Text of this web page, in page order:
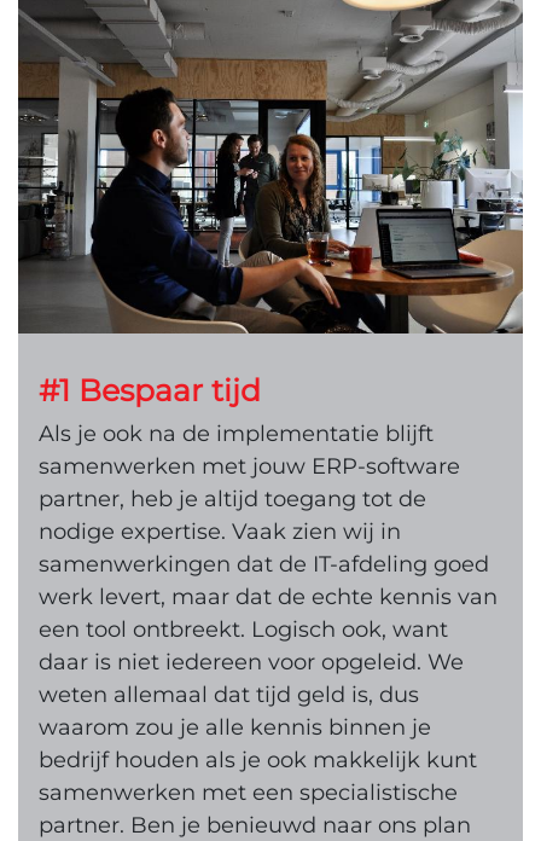
#1 Bespaar tijd
Als je ook na de implementatie blijft
samenwerken met jouw ERP-software
partner, heb je altijd toegang tot de
nodige expertise. Vaak zien wij in
samenwerkingen dat de IT-afdeling goed
werk levert, maar dat de echte kennis van
een tool ontbreekt. Logisch ook, want
daar is niet iedereen voor opgeleid. We
weten allemaal dat tijd geld is, dus
waarom zou je alle kennis binnen je
bedrijf houden als je ook makkelijk kunt
samenwerken met een specialistische
partner. Ben je benieuwd naar ons plan